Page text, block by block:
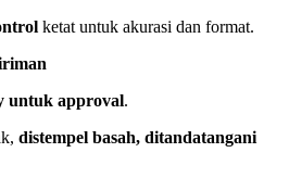
ketat untuk akurasi dan format.
untuk approval.
distempel basah, ditandatangani